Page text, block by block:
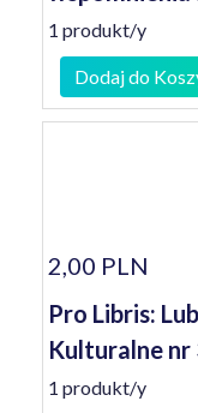
1 produkt/y
Dodaj do
2,00 PLN
Pro Libris:
Kulturalne nr
1 produkt/y